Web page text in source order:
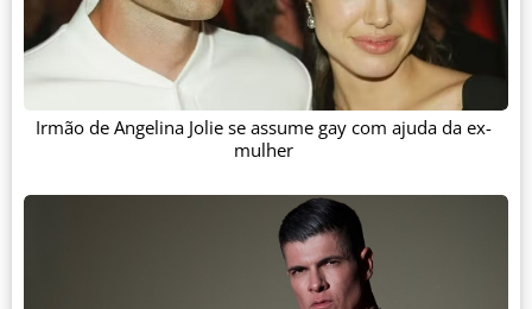
Irmão de Angelina Jolie se assume gay com ajuda da ex-
mulher